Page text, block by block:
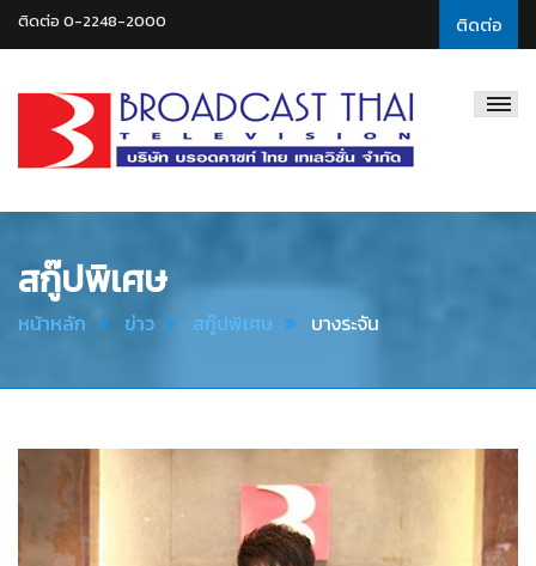
ติดต่อ
ติดต่อ 0-2248-2000
Thai
สกู๊ปพิเศษ
หน้าหลัก ข่าว สกู๊ปพิเศษ บางระจัน